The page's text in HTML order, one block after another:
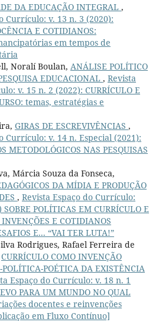
DA EDUCAÇÃO INTEGRAL ,
Currículo: v. 13 n. 3 (2020):
E COTIDIANOS:
em tempos de
Noralí Boulan, ANÁLISE POLÍTICO
EDUCACIONAL , Revista
v. 15 n. 2 (2022): CURRÍCULO E
temas, estratégias e
GIRAS DE ESCREVIVÊNCIAS ,
Currículo: v. 14 n. Especial (2021):
METODOLÓGICOS NAS PESQUISAS
Márcia Souza da Fonseca,
DA MÍDIA E PRODUÇÃO
, Revista Espaço do Currículo:
POLÍTICAS EM CURRÍCULO E
E COTIDIANOS
E... “VAI TER LUTA!”
Rodrigues, Rafael Ferreira de
CURRÍCULO COMO INVENÇÃO
POÉTICA DA EXISTÊNCIA
Espaço do Currículo: v. 18 n. 1
PARA UM MUNDO NO QUAL
docentes e reinvenções
em Fluxo Contínuo]